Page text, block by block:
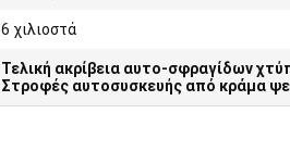
6 χιλιοστά
Τελική ακρίβεια αυτο-σφραγίδων
Στροφές αυτοσυσκευής από κράμα